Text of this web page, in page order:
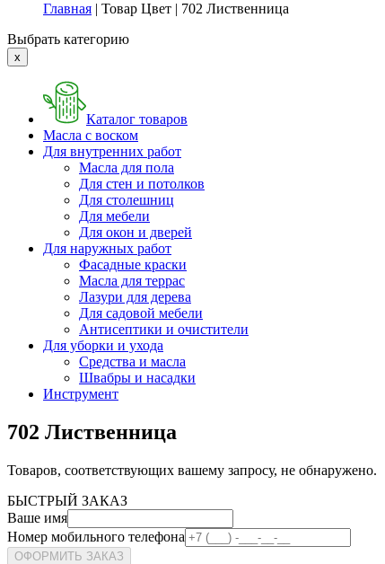
Главная | Товар Цвет | 702 Лиственница
Выбрать категорию
x
Каталог товаров
Масла с воском
Для внутренних работ
Масла для пола
Для стен и потолков
Для столешниц
Для мебели
Для окон и дверей
Для наружных работ
Фасадные краски
Масла для террас
Лазури для дерева
Для садовой мебели
Антисептики и очистители
Для уборки и ухода
Средства и масла
Швабры и наcадки
Инструмент
702 Лиственница
Товаров, соответствующих вашему запросу, не обнаружено.
БЫСТРЫЙ ЗАКАЗ
Ваше имя
Номер мобильного телефона
ОФОРМИТЬ ЗАКАЗ